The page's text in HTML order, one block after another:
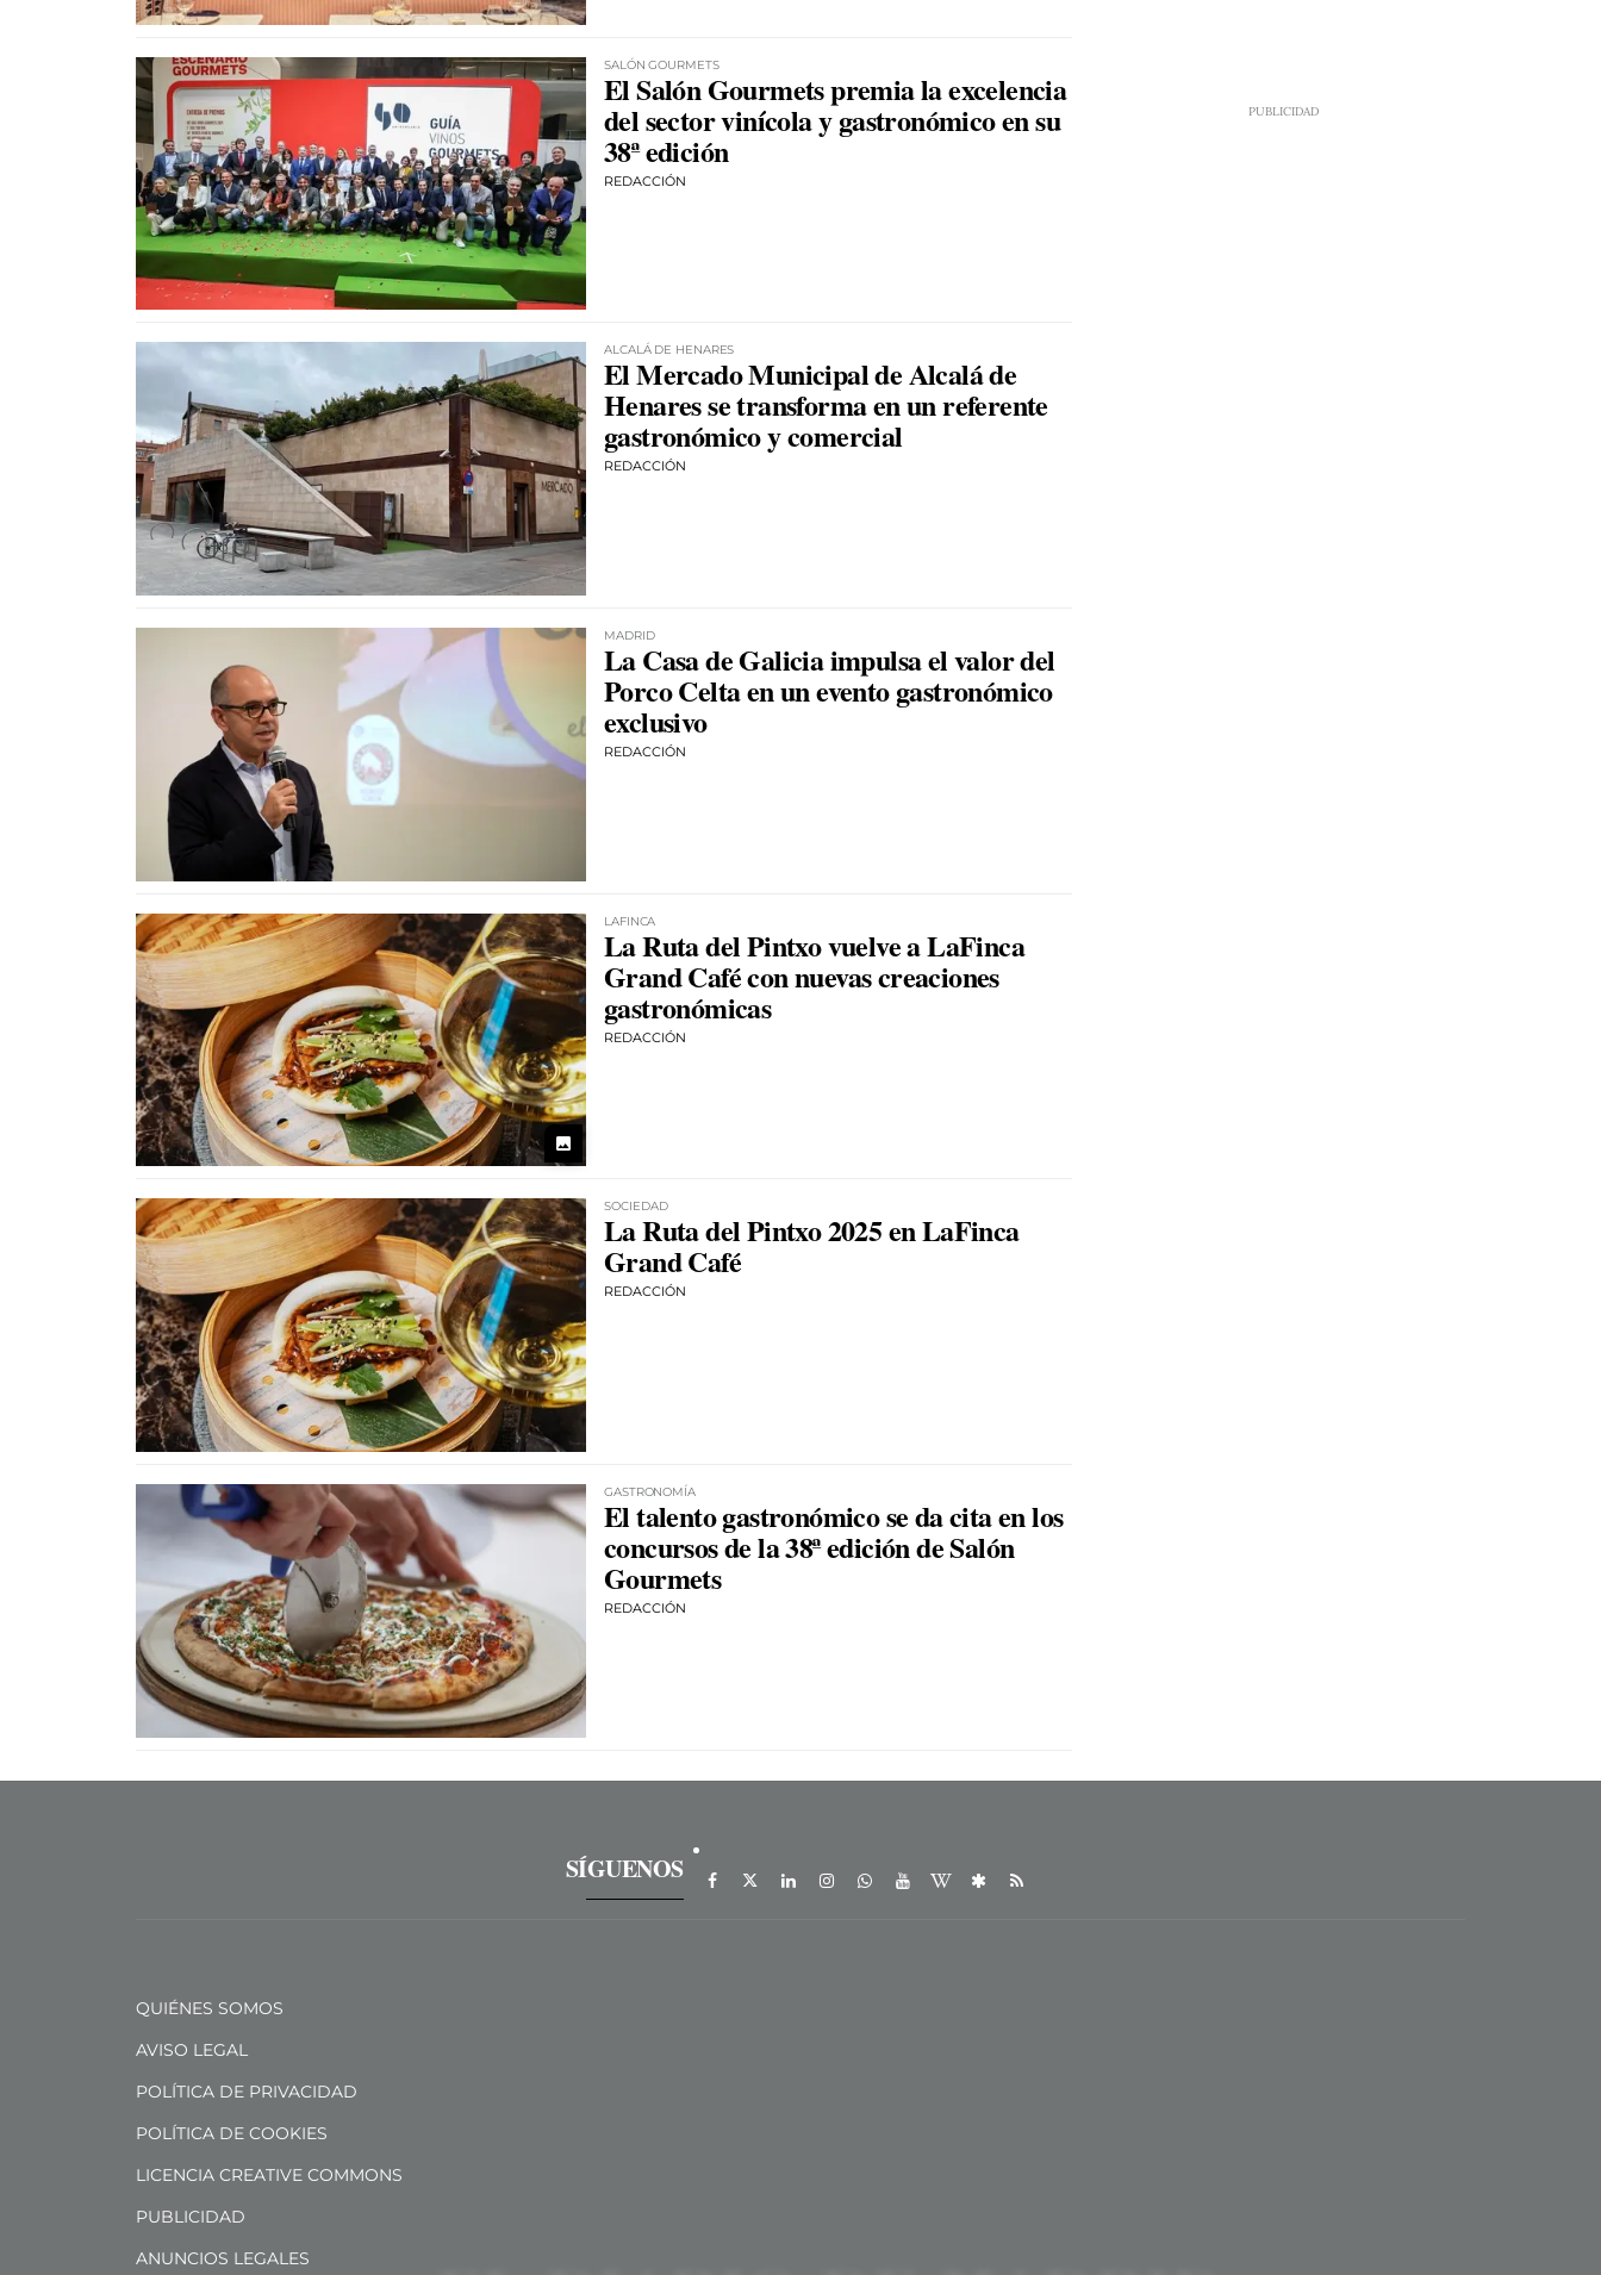
SALÓN GOURMETS
El Salón Gourmets premia la excelencia
del sector vinícola y gastronómico en su
38ª edición
REDACCIÓN
ALCALÁ DE HENARES
El Mercado Municipal de Alcalá de
Henares se transforma en un referente
gastronómico y comercial
REDACCIÓN
MADRID
La Casa de Galicia impulsa el valor del
Porco Celta en un evento gastronómico
exclusivo
REDACCIÓN
photo
LAFINCA
La Ruta del Pintxo vuelve a LaFinca
Grand Café con nuevas creaciones
gastronómicas
REDACCIÓN
SOCIEDAD
La Ruta del Pintxo 2025 en LaFinca
Grand Café
REDACCIÓN
GASTRONOMÍA
El talento gastronómico se da cita en los
concursos de la 38ª edición de Salón
Gourmets
REDACCIÓN
SÍGUENOS
QUIÉNES SOMOS
AVISO LEGAL
POLÍTICA DE PRIVACIDAD
POLÍTICA DE COOKIES
LICENCIA CREATIVE COMMONS
PUBLICIDAD
ANUNCIOS LEGALES